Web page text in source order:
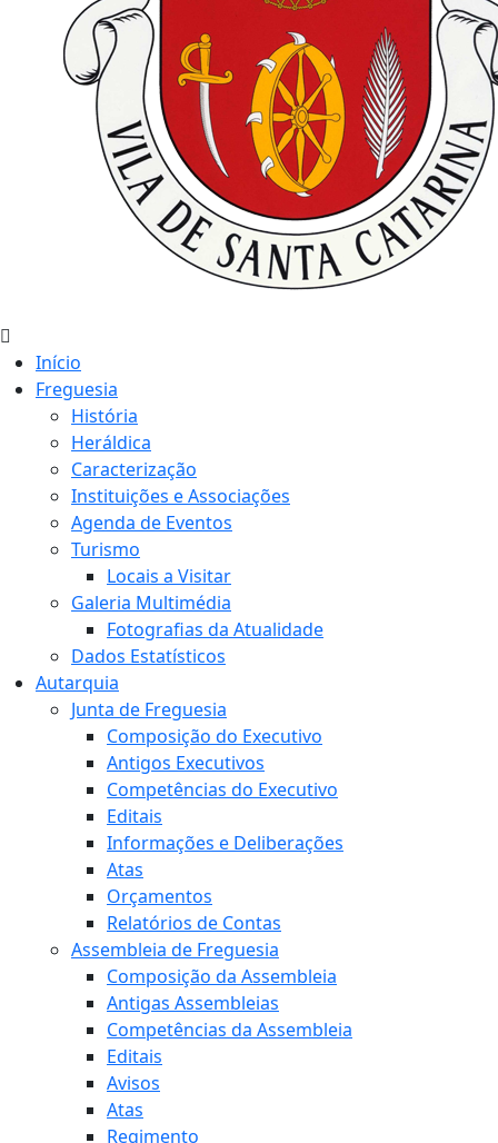
Início
Freguesia
História
Heráldica
Caracterização
Instituições e Associações
Agenda de Eventos
Turismo
Locais a Visitar
Galeria Multimédia
Fotografias da Atualidade
Dados Estatísticos
Autarquia
Junta de Freguesia
Composição do Executivo
Antigos Executivos
Competências do Executivo
Editais
Informações e Deliberações
Atas
Orçamentos
Relatórios de Contas
Assembleia de Freguesia
Composição da Assembleia
Antigas Assembleias
Competências da Assembleia
Editais
Avisos
Atas
Regimento